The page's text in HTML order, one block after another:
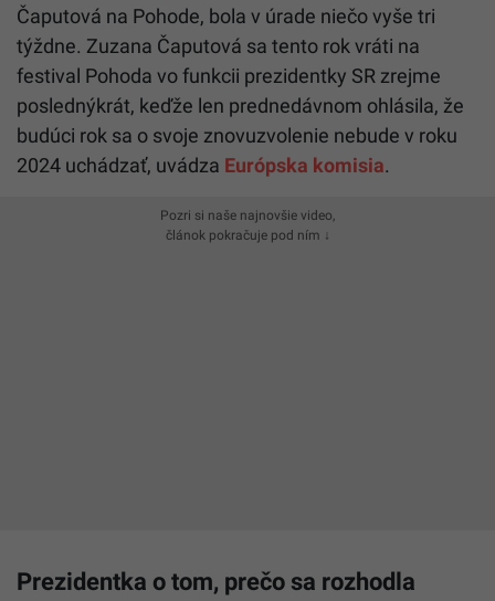
Čaputová na Pohode, bola v úrade niečo vyše tri
týždne. Zuzana Čaputová sa tento rok vráti na
festival Pohoda vo funkcii prezidentky SR zrejme
poslednýkrát, keďže len prednedávnom ohlásila, že
budúci rok sa o svoje znovuzvolenie nebude v roku
2024 uchádzať, uvádza Európska komisia.
Pozri si naše najnovšie video,
článok pokračuje pod ním ↓
Prezidentka o tom, prečo sa rozhodla